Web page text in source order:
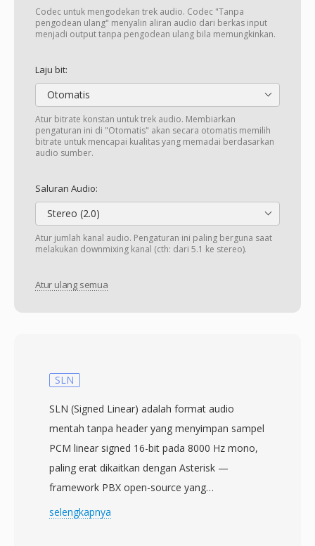
Codec untuk mengodekan trek audio. Codec "Tanpa
pengodean ulang" menyalin aliran audio dari berkas input
menjadi output tanpa pengodean ulang bila memungkinkan.
Laju bit:
Otomatis
Atur bitrate konstan untuk trek audio. Membiarkan
pengaturan ini di "Otomatis" akan secara otomatis memilih
bitrate untuk mencapai kualitas yang memadai berdasarkan
audio sumber.
Saluran Audio:
Stereo (2.0)
Atur jumlah kanal audio. Pengaturan ini paling berguna saat
melakukan downmixing kanal (cth: dari 5.1 ke stereo).
Atur ulang semua
SLN
SLN (Signed Linear) adalah format audio
mentah tanpa header yang menyimpan sampel
PCM linear signed 16-bit pada 8000 Hz mono,
paling erat dikaitkan dengan Asterisk —
framework PBX open-source yang
dikembangkan oleh Digium (sekarang
selengkapnya